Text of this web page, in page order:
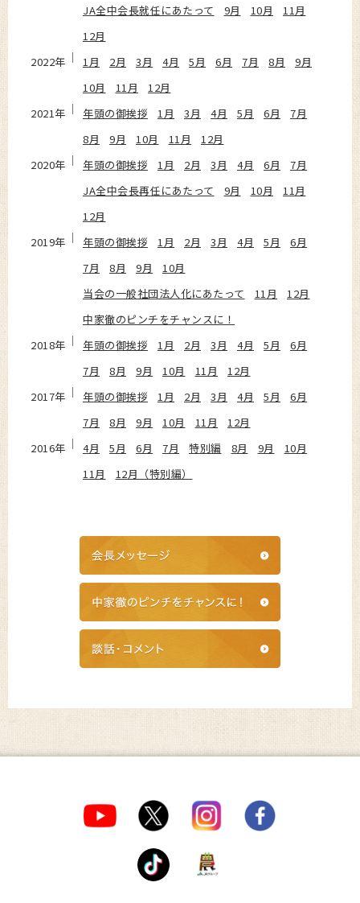
JA全中会長就任にあたって
9月 10月
11月
12月
2022年
1月 2月 3月 4月 5月 6月 7月 8月
9月
10月
11月
12月
2021年
年頭の御挨拶 1月 3月 4月 5月 6月
7月
8月
9月 10月 11月
12月
2020年
年頭の御挨拶 1月 2月 3月 4月 6月
7月
JA全中会長再任にあたって
9月 10月
11月
12月
2019年
年頭の御挨拶 1月 2月 3月 4月 5月
6月
7月
8月 9月
10月
当会の一般社団法人化にあたって
11月
12月
中家徹のピンチをチャンスに！
2018年
年頭の御挨拶 1月 2月 3月 4月 5月
6月
7月
8月 9月 10月 11月
12月
2017年
年頭の御挨拶 1月 2月 3月 4月 5月
6月
7月
8月 9月 10月 11月
12月
2016年
4月 5月 6月 7月 特別編 8月 9月
10月
11月
12月（特別編）